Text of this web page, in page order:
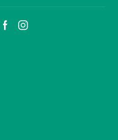
FacebookInstagram